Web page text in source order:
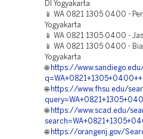
DI Yogyakarta
📱 WA 0821 1305 0400 -
Yogyakarta
📱 WA 0821 1305 0400 -
📱 WA 0821 1305 0400 -
Yogyakarta
🌐 https://
🌐 https://www.fhsu.edu/
🌐 https://www.scad.edu/
🌐 https://orangenj.gov/